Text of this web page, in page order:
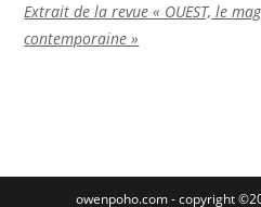
Extrait de la revue « OUEST, le
contemporaine »
owenpoho.com - copyright